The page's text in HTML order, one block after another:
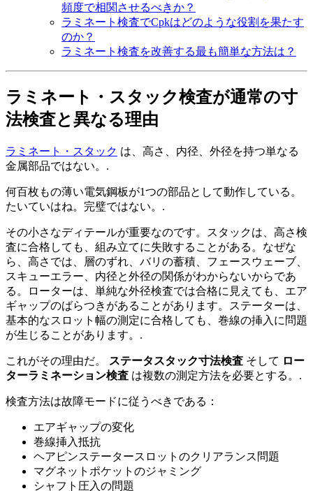
頻度で相関させるべきか？
ラミネート検査でCpkはどのような役割を果たす
のか？
ラミネート検査を改善する最も簡単な方法は？
ラミネート・スタック検査が通常の寸
法検査と異なる理由
ラミネート・スタック は、高さ、内径、外径を持つ単なる
金属部品ではない。.
何百枚もの薄い電気鋼板が1つの部品として動作している。
たいていはね。完璧ではない。.
その小さなディテールが重要なのです。スタックは、高さ検
査に合格しても、組み立てに失敗することがある。なぜな
ら、高さでは、層のずれ、バリの蓄積、フェースウェーブ、
スキューエラー、内径と外径の関係がわからないからであ
る。ローターは、単純な外径検査では合格に見えても、エア
ギャップのばらつきがあることがあります。ステーターは、
基本的なスロット幅の測定に合格しても、巻線の挿入に問題
が生じることがあります。.
これがその理由だ。 ステータスタック寸法検査 そして ロー
ターラミネーション検査 は複数の測定方法を必要とする。.
検査方法は故障モードに従うべきである：
エアギャップの変化
巻線挿入抵抗
ヘアピンステータースロットのクリアランス問題
マグネットポケットのジャミング
シャフト圧入の問題